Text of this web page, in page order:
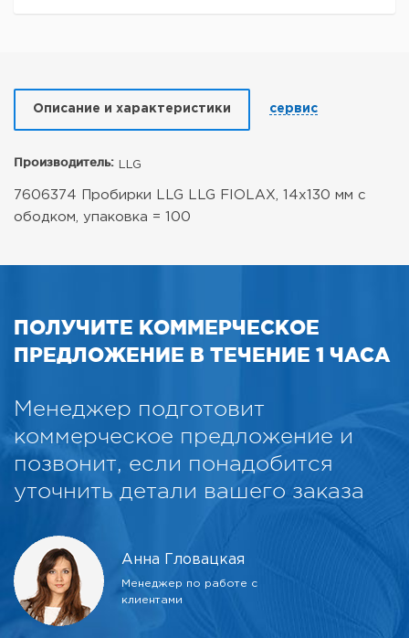
Описание и характеристики сервис
Производитель: LLG
7606374 Пробирки LLG LLG FIOLAX, 14x130 мм с
ободком, упаковка = 100
ПОЛУЧИТЕ КОММЕРЧЕСКОЕ
ПРЕДЛОЖЕНИЕ В ТЕЧЕНИЕ 1 ЧАСА
Менеджер подготовит
коммерческое предложение и
позвонит, если понадобится
уточнить детали вашего заказа
Анна Гловацкая
Менеджер по работе с
клиентами